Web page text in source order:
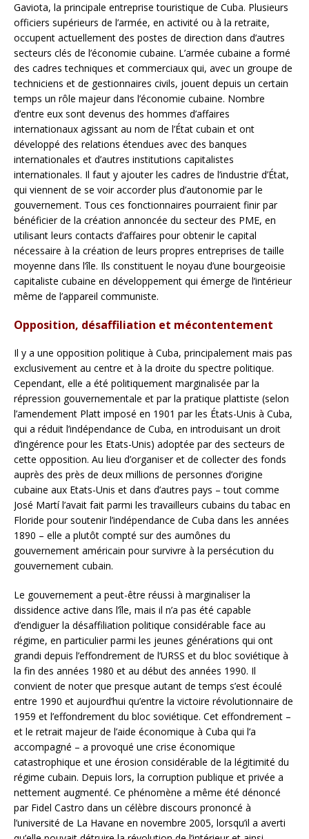
Gaviota, la principale entreprise touristique de Cuba. Plusieurs
officiers supérieurs de l’armée, en activité ou à la retraite,
occupent actuellement des postes de direction dans d’autres
secteurs clés de l’économie cubaine. L’armée cubaine a formé
des cadres techniques et commerciaux qui, avec un groupe de
techniciens et de gestionnaires civils, jouent depuis un certain
temps un rôle majeur dans l’économie cubaine. Nombre
d’entre eux sont devenus des hommes d’affaires
internationaux agissant au nom de l’État cubain et ont
développé des relations étendues avec des banques
internationales et d’autres institutions capitalistes
internationales. Il faut y ajouter les cadres de l’industrie d’État,
qui viennent de se voir accorder plus d’autonomie par le
gouvernement. Tous ces fonctionnaires pourraient finir par
bénéficier de la création annoncée du secteur des PME, en
utilisant leurs contacts d’affaires pour obtenir le capital
nécessaire à la création de leurs propres entreprises de taille
moyenne dans l’île. Ils constituent le noyau d’une bourgeoisie
capitaliste cubaine en développement qui émerge de l’intérieur
même de l’appareil communiste.
Opposition, désaffiliation et mécontentement
Il y a une opposition politique à Cuba, principalement mais pas
exclusivement au centre et à la droite du spectre politique.
Cependant, elle a été politiquement marginalisée par la
répression gouvernementale et par la pratique plattiste (selon
l’amendement Platt imposé en 1901 par les États-Unis à Cuba,
qui a réduit l’indépendance de Cuba, en introduisant un droit
d’ingérence pour les Etats-Unis) adoptée par des secteurs de
cette opposition. Au lieu d’organiser et de collecter des fonds
auprès des près de deux millions de personnes d’origine
cubaine aux Etats-Unis et dans d’autres pays – tout comme
José Martí l’avait fait parmi les travailleurs cubains du tabac en
Floride pour soutenir l’indépendance de Cuba dans les années
1890 – elle a plutôt compté sur des aumônes du
gouvernement américain pour survivre à la persécution du
gouvernement cubain.
Le gouvernement a peut-être réussi à marginaliser la
dissidence active dans l’île, mais il n’a pas été capable
d’endiguer la désaffiliation politique considérable face au
régime, en particulier parmi les jeunes générations qui ont
grandi depuis l’effondrement de l’URSS et du bloc soviétique à
la fin des années 1980 et au début des années 1990. Il
convient de noter que presque autant de temps s’est écoulé
entre 1990 et aujourd’hui qu’entre la victoire révolutionnaire de
1959 et l’effondrement du bloc soviétique. Cet effondrement –
et le retrait majeur de l’aide économique à Cuba qui l’a
accompagné – a provoqué une crise économique
catastrophique et une érosion considérable de la légitimité du
régime cubain. Depuis lors, la corruption publique et privée a
nettement augmenté. Ce phénomène a même été dénoncé
par Fidel Castro dans un célèbre discours prononcé à
l’université de La Havane en novembre 2005, lorsqu’il a averti